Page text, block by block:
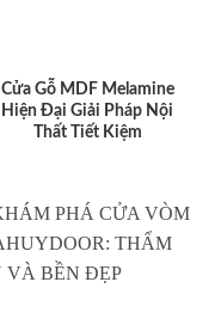
Cửa Gỗ MDF Melamine
Hiện Đại Giải Pháp Nội
Thất Tiết Kiệm